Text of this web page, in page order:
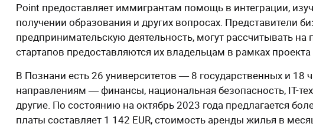
Point предоставляет иммигрантам помощь в интеграции,
получении образования и других вопросах. Представители
предпринимательскую деятельность, могут рассчитывать
стартапов предоставляются их владельцам в рамках
В Познани есть 26 университетов ― 8 государственных и 18
направлениям ― финансы, национальная безопасность, IT-
другие. По состоянию на октябрь 2023 года предлагается
платы составляет 1 142 EUR, стоимость аренды жилья в